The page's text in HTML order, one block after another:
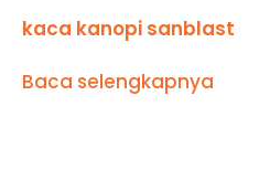
kaca kanopi sanblast
Baca selengkapnya